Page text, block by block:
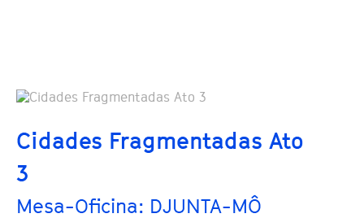
Cidades Fragmentadas Ato
3
Mesa-Oficina: DJUNTA-MÔ